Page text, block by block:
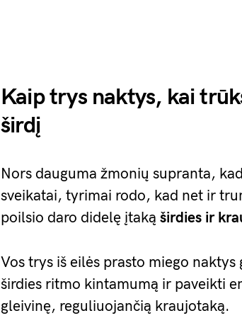
Kaip trys naktys, kai
širdį
Nors dauguma žmonių supranta, kad
sveikatai, tyrimai rodo, kad net ir
poilsio daro didelę įtaką širdies ir
Vos trys iš eilės prasto miego naktys
širdies ritmo kintamumą ir paveikti
gleivinę, reguliuojančią kraujotaką.